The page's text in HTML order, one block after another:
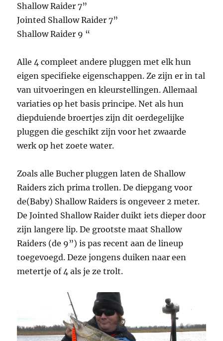
Shallow Raider 7”
Jointed Shallow Raider 7”
Shallow Raider 9 “
Alle 4 compleet andere pluggen met elk hun
eigen specifieke eigenschappen. Ze zijn er in tal
van uitvoeringen en kleurstellingen. Allemaal
variaties op het basis principe. Net als hun
diepduiende broertjes zijn dit oerdegelijke
pluggen die geschikt zijn voor het zwaarde
werk op het zoete water.
Zoals alle Bucher pluggen laten de Shallow
Raiders zich prima trollen. De diepgang voor
de(Baby) Shallow Raiders is ongeveer 2 meter.
De Jointed Shallow Raider duikt iets dieper door
zijn langere lip. De grootste maat Shallow
Raiders (de 9”) is pas recent aan de lineup
toegevoegd. Deze jongens duiken naar een
metertje of 4 als je ze trolt.